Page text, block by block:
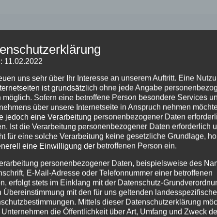
– und
10. Februar 2024von Auferstehungskirche
mit gereimter
in der
11. Februar 2024, 10.00 Uhr, Pfarrer
11.02.2022
uns sehr über Ihr Interesse an unserem Auftritt. Eine
ist grundsätzlich ohne jede Angabe
möglich. Sofern eine betroffene Person besondere Services
über unsere Internetseite in Anspruch nehmen
jedoch eine Verarbeitung personenbezogener Daten
Ist die Verarbeitung personenbezogener Daten erforderlich
für eine solche Verarbeitung keine gesetzliche Grundlage,
eine Einwilligung der betroffenen Person ein.
personenbezogener Daten, beispielsweise des
E-Mail-Adresse oder Telefonnummer einer betroffenen
erfolgt stets im Einklang mit der Datenschutz-
Übereinstimmung mit den für uns geltenden
Mittels dieser Datenschutzerklärung
Unternehmen die Öffentlichkeit über Art, Umfang und Zweck